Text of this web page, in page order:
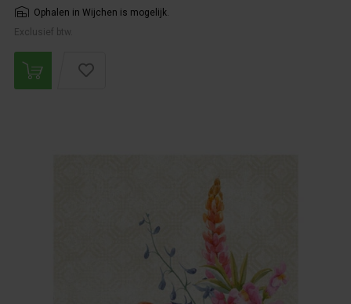
Ophalen in Wijchen is mogelijk.
Exclusief btw.